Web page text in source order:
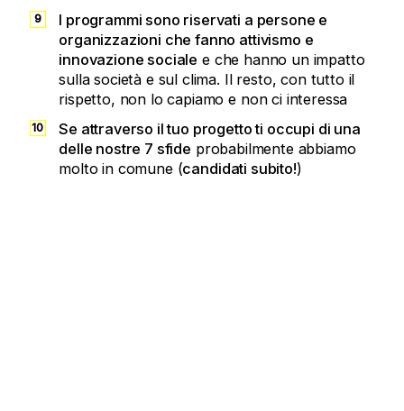
I programmi sono riservati a persone e
organizzazioni che fanno attivismo e
innovazione sociale e che hanno un impatto
sulla società e sul clima. Il resto, con tutto il
rispetto, non lo capiamo e non ci interessa
Se attraverso il tuo progetto ti occupi di una
delle nostre 7 sfide probabilmente abbiamo
molto in comune (candidati subito!)